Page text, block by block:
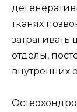
тканях
отделы,
внутренних